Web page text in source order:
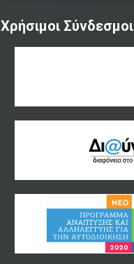
Χρήσιμοι Σύνδεσμοι